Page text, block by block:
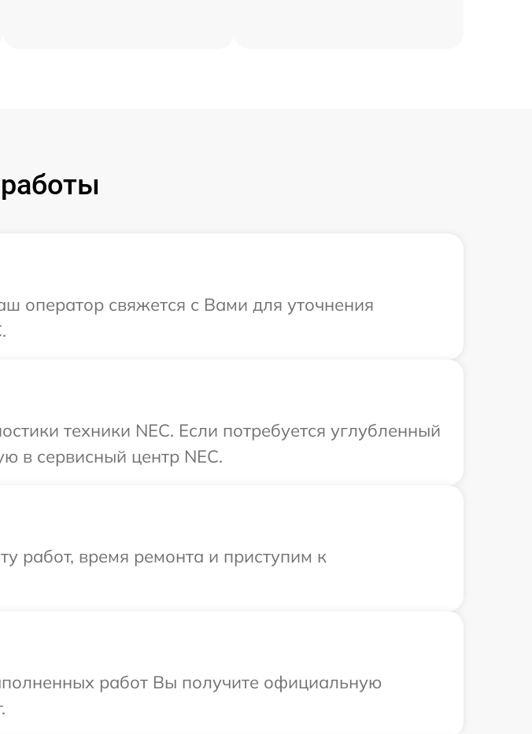
оператор свяжется с Вами для уточнения
техники NEC. Если потребуется углубленный
в сервисный центр NEC.
работ, время ремонта и приступим к
работ Вы получите официальную